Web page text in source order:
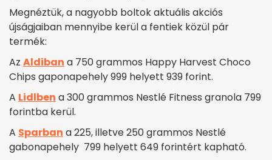
Megnéztük, a nagyobb boltok aktuális akciós
újságjaiban mennyibe kerül a fentiek közül pár
termék:
Az Aldiban a 750 grammos Happy Harvest Choco
Chips gaponapehely 999 helyett 939 forint.
A Lidlben a 300 grammos Nestlé Fitness granola 799
forintba kerül.
A Sparban a 225, illetve 250 grammos Nestlé
gabonapehely 799 helyett 649 forintért kapható.